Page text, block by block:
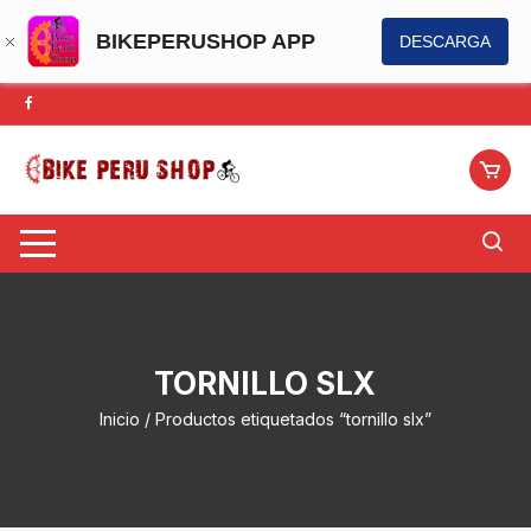
BIKEPERUSHOP APP DESCARGA
Saltar
al
contenido
TORNILLO SLX
Inicio / Productos etiquetados “tornillo slx”